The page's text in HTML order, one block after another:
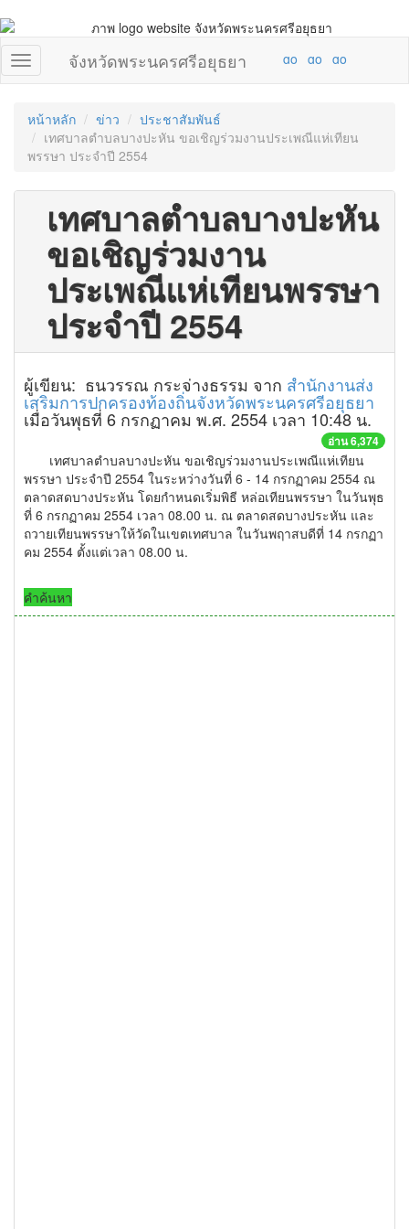
จังหวัดพระนครศรีอยุธยา
หน้าหลัก ข่าว
ประชาสัมพันธ์
เทศบาลตำบลบางปะหัน ขอเชิญร่วมงานประเพณีแห่เทียน
พรรษา ประจำปี 2554
เทศบาลตำบลบางปะหัน
ขอเชิญร่วมงาน
ประเพณีแห่เทียนพรรษา
ประจำปี 2554
ผู้เขียน: ธนวรรณ กระจ่างธรรม จาก สำนักงานส่ง
เสริมการปกครองท้องถิ่นจังหวัดพระนครศรีอยุธยา
เมื่อวันพุธที่ 6 กรกฏาคม พ.ศ. 2554 เวลา 10:48 น.
อ่าน 6,374
เทศบาลตำบลบางปะหัน ขอเชิญร่วมงานประเพณีแห่เทียน
พรรษา ประจำปี 2554 ในระหว่างวันที่ 6 - 14 กรกฏาคม 2554 ณ
ตลาดสดบางประหัน โดยกำหนดเริ่มพิธี หล่อเทียนพรรษา ในวันพุธ
ที่ 6 กรกฏาคม 2554 เวลา 08.00 น. ณ ตลาดสดบางประหัน และ
ถวายเทียนพรรษาให้วัดในเขตเทศบาล ในวันพฤาสบดีที่ 14 กรกฏา
คม 2554 ตั้งแต่เวลา 08.00 น.
คำค้นหา